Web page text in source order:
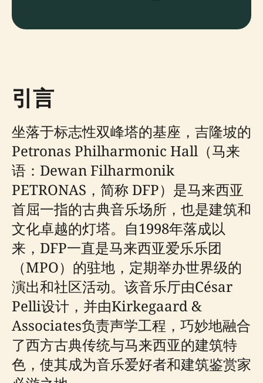
引言
坐落于标志性双峰塔的基座，吉隆坡的
Petronas Philharmonic Hall（马来
语：Dewan Filharmonik
PETRONAS，简称 DFP）是马来西亚
首屈一指的古典音乐场所，也是建筑和
文化卓越的灯塔。自1998年落成以
来，DFP一直是马来西亚爱乐乐团
（MPO）的驻地，定期举办世界级的
演出和社区活动。该音乐厅由César
Pelli设计，并由Kirkegaard &
Associates负责声学工程，巧妙地融合
了西方古典传统与马来西亚的建筑特
色，使其成为音乐爱好者和建筑鉴赏家